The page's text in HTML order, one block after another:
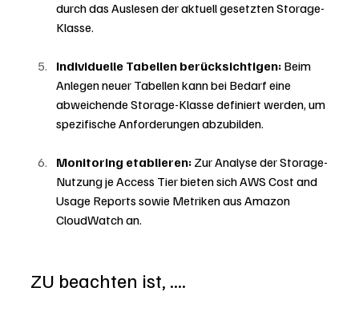
durch das Auslesen der aktuell gesetzten Storage-
Klasse.
Individuelle Tabellen berücksichtigen: Beim
Anlegen neuer Tabellen kann bei Bedarf eine
abweichende Storage-Klasse definiert werden, um
spezifische Anforderungen abzubilden.
Monitoring etablieren: Zur Analyse der Storage-
Nutzung je Access Tier bieten sich AWS Cost and
Usage Reports sowie Metriken aus Amazon
CloudWatch an.
ZU beachten ist, ....